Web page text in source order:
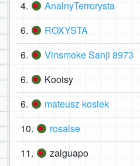
4. AnalnyTerrorysta
6. ROXYSTA
6. Vinsmoke Sanji 8973
6. Kooisy
6. mateusz kosiek
10. rosalse
11. zalguapo